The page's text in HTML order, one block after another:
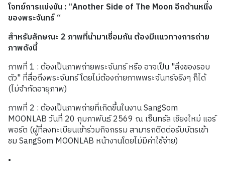
โจทย์การแข่งขัน : “Another Side of The Moon อีกด้านหนึ่ง
ของพระจันทร์ “
สำหรับลักษณะ 2 ภาพที่นำมาเชื่อมกัน ต้องมีแนวทางการถ่าย
ภาพดังนี้
ภาพที่ 1 : ต้องเป็นภาพถ่ายพระจันทร์ หรือ อาจเป็น "สิ่งของรอบ
ตัว" ที่สื่อถึงพระจันทร์ โดยไม่ต้องถ่ายภาพพระจันทร์จริงๆ ก็ได้
(ไม่จำกัดอายุภาพ)
ภาพที่ 2 : ต้องเป็นภาพถ่ายที่เกิดขึ้นในงาน SangSom
MOONLAB วันที่ 20 กุมภาพันธ์ 2569 ณ เซ็นทรัล เชียงใหม่ แอร์
พอร์ต (ผู้ที่ลงทะเบียนเข้าร่วมกิจกรรม สามารถติดต่อรับบัตรเข้า
ชม SangSom MOONLAB หน้างานโดยไม่มีค่าใช้จ่าย)
•